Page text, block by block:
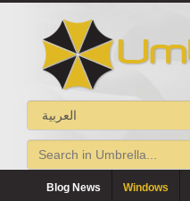
Blog News Windows